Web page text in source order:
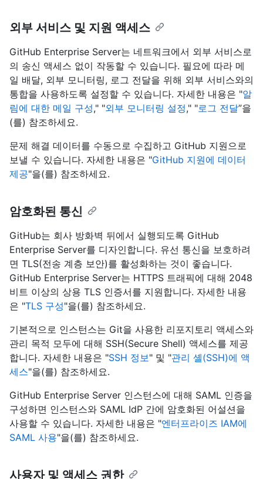
외부 서비스 및 지원 액세스
GitHub Enterprise Server는 네트워크에서 외부 서비스로
의 송신 액세스 없이 작동할 수 있습니다. 필요에 따라 메
일 배달, 외부 모니터링, 로그 전달을 위해 외부 서비스와의
통합을 사용하도록 설정할 수 있습니다. 자세한 내용은 "알
림에 대한 메일 구성," "외부 모니터링 설정," "로그 전달”을
(를) 참조하세요.
문제 해결 데이터를 수동으로 수집하고 GitHub 지원으로
보낼 수 있습니다. 자세한 내용은 "GitHub 지원에 데이터
제공"을(를) 참조하세요.
암호화된 통신
GitHub는 회사 방화벽 뒤에서 실행되도록 GitHub
Enterprise Server를 디자인합니다. 유선 통신을 보호하려
면 TLS(전송 계층 보안)를 활성화하는 것이 좋습니다.
GitHub Enterprise Server는 HTTPS 트래픽에 대해 2048
비트 이상의 상용 TLS 인증서를 지원합니다. 자세한 내용
은 "TLS 구성"을(를) 참조하세요.
기본적으로 인스턴스는 Git을 사용한 리포지토리 액세스와
관리 목적 모두에 대해 SSH(Secure Shell) 액세스를 제공
합니다. 자세한 내용은 "SSH 정보 " 및 "관리 셸(SSH)에 액
세스"을(를) 참조하세요.
GitHub Enterprise Server 인스턴스에 대해 SAML 인증을
구성하면 인스턴스와 SAML IdP 간에 암호화된 어설션을
사용할 수 있습니다. 자세한 내용은 "엔터프라이즈 IAM에
SAML 사용"을(를) 참조하세요.
사용자 및 액세스 권한